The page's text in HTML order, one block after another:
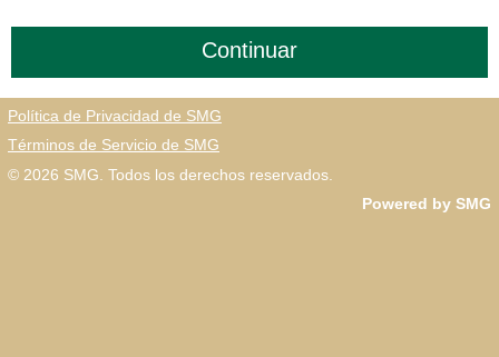
Política de Privacidad de SMG
Términos de Servicio de SMG
© 2026 SMG . Todos los derechos reservados.
Powered by SMG